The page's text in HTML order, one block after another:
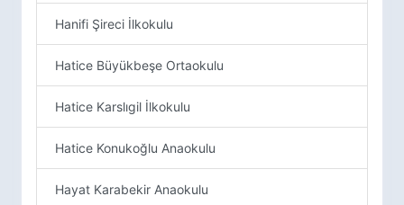
Hanifi Şireci İlkokulu
Hatice Büyükbeşe Ortaokulu
Hatice Karslıgil İlkokulu
Hatice Konukoğlu Anaokulu
Hayat Karabekir Anaokulu